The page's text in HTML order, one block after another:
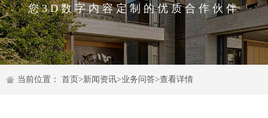
您3D数字内容定制的优质合作伙伴
当前位置： 首页>新闻资讯>业务问答>查看详情